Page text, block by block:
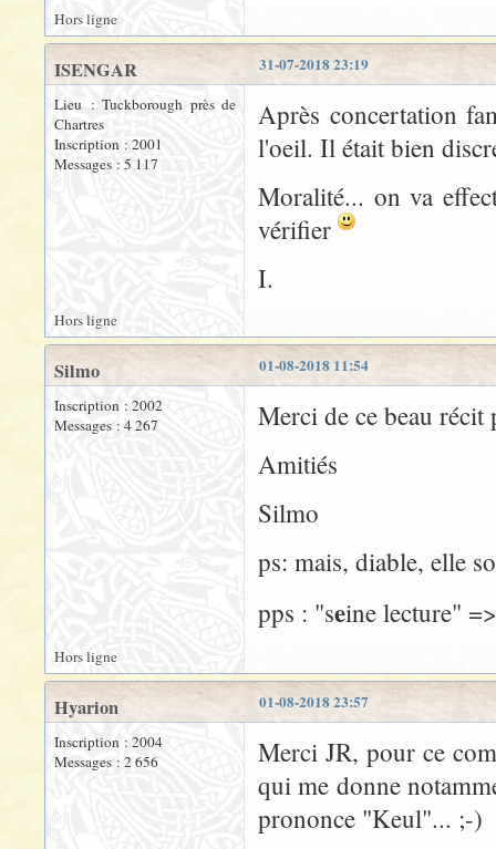
Hors ligne
31-07-2018 23:19
ISENGAR
Lieu : Tuckborough près de
Chartres
Inscription : 2001
Messages : 5 117
Après concertation
l'oeil. Il était bien
Moralité... on va
vérifier
I.
Hors ligne
01-08-2018 11:54
Silmo
Inscription : 2002
Messages : 4 267
Merci de ce beau
Amitiés
Silmo
ps: mais, diable, elle
pps : "seine lecture"
Hors ligne
01-08-2018 23:57
Hyarion
Inscription : 2004
Messages : 2 656
Merci JR, pour ce
qui me donne
prononce "Keul"... ;-)